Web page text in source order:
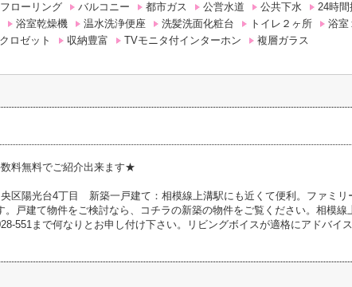
フローリング バルコニー 都市ガス 公営水道 公共下水
24時間
浴室乾燥機 温水洗浄便座 洗髪洗面化粧台 トイレ２ヶ所
浴室
ロゼット 収納豊富 TVモニタ付インターホン 複層ガラス
料無料でご紹介出来ます★
央区陽光台4丁目 新築一戸建て：相模線上溝駅にも近くて便利。ファミリ
戸建て物件をご検討なら、コチラの新築の物件をご覧ください。相模線
551まで何なりとお申し付け下さい。リビングボイスが適格にアドバイ